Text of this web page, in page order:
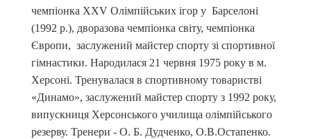
чемпіонка XXV Олімпійських ігор у Барселоні
(1992 р.), дворазова чемпіонка світу, чемпіонка
Європи, заслужений майстер спорту зі спортивної
гімнастики. Народилася 21 червня 1975 року в м.
Херсоні. Тренувалася в спортивному товаристві
«Динамо», заслужений майстер спорту з 1992 року,
випускниця Херсонського училища олімпійського
резерву. Тренери - О. Б. Дудченко, О.В.Остапенко.